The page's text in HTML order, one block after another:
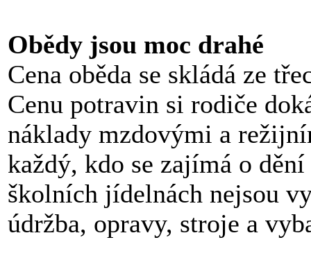
Obědy jsou moc drahé
Cena oběda se skládá ze
Cenu potravin si rodiče
náklady mzdovými a
každý, kdo se zajímá o
školních jídelnách nejsou
údržba, opravy, stroje a